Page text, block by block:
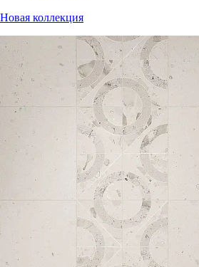
Новая коллекция